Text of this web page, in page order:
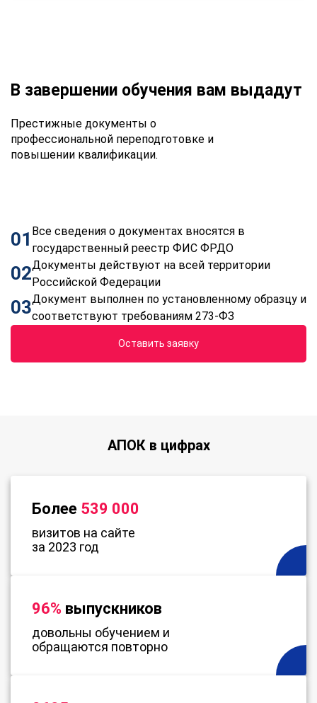
В завершении обучения вам выдадут
Престижные документы о
профессиональной переподготовке и
повышении квалификации.
01 Все сведения о документах вносятся в
государственный реестр ФИС ФРДО
02Документы действуют на всей территории
Российской Федерации
03Документ выполнен по установленному образцу и
соответствуют требованиям 273-ФЗ
Оставить заявку
АПОК в цифрах
Более 539 000
визитов на сайте
за 2023 год
96% выпускников
довольны обучением и
обращаются повторно